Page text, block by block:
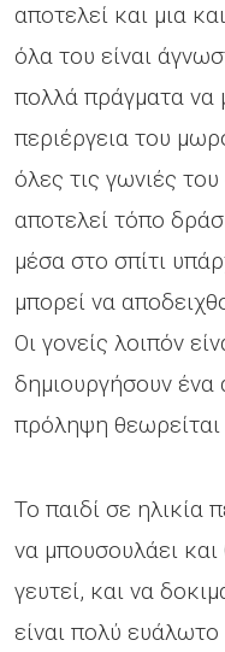
αποτελεί και μια
όλα του είναι
πολλά πράγματα να
περιέργεια του
όλες τις γωνιές
αποτελεί τόπο
μέσα στο σπίτι
μπορεί να
Οι γονείς λοιπόν
δημιουργήσουν ένα
πρόληψη θεωρείται
Το παιδί σε ηλικία
να μπουσουλάει και
γευτεί, και να
είναι πολύ